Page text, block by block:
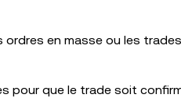
en masse ou les trades
pour que le trade soit